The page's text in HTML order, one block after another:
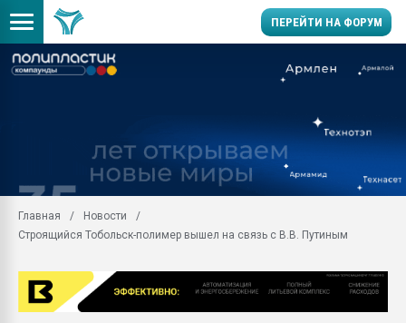
ПЕРЕЙТИ НА ФОРУМ
Вакуум-формовочные
ближайшее
Подмосковье, Москва
28.07.2026
Всё, что касается
бутылок
Главная
Новости
Строящийся Тобольск-полимер вышел на связь с В.В. Путиным